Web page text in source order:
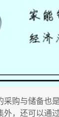
采购与储备也
外，还可以通